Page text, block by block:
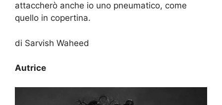
attaccherò anche io uno pneumatico, come
quello in copertina.
di Sarvish Waheed
Autrice